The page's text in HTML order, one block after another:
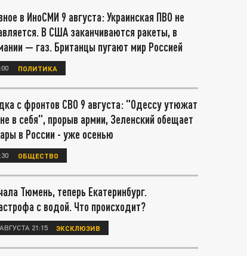
в ИноСМИ 9 августа: Украинская ПВО не
В США заканчиваются ракеты, в
— газ. Британцы пугают мир Россией
ПОЛИТИКА
с фронтов СВО 9 августа: "Одессу утюжат
в себя", прорыв армии, Зеленский обещает
в России - уже осенью
ОБЩЕСТВО
Тюмень, теперь Екатеринбург.
с водой. Что происходит?
21:15 ЭКСКЛЮЗИВ